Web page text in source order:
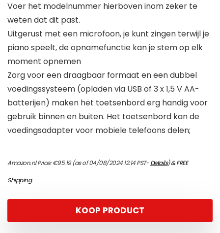
Voer het modelnummer hierboven inom zeker te
weten dat dit past.
Uitgerust met een microfoon, je kunt zingen terwijl je
piano speelt, de opnamefunctie kan je stem op elk
moment opnemen
Zorg voor een draagbaar formaat en een dubbel
voedingssysteem (opladen via USB of 3 x 1,5 V AA-
batterijen) maken het toetsenbord erg handig voor
gebruik binnen en buiten. Het toetsenbord kan de
voedingsadapter voor mobiele telefoons delen;
Amazon.nl Price:€95.19(as of 04/08/2024 12:14 PST-Details)&FREE
Shipping.
KOOP PRODUCT